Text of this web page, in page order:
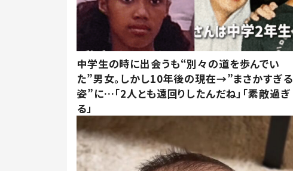
中学生の時に出会うも“別々の道を歩んでい
た”男女。しかし10年後の現在→”まさかすぎる
姿”に…「2人とも遠回りしたんだね」「素敵過ぎ
る」